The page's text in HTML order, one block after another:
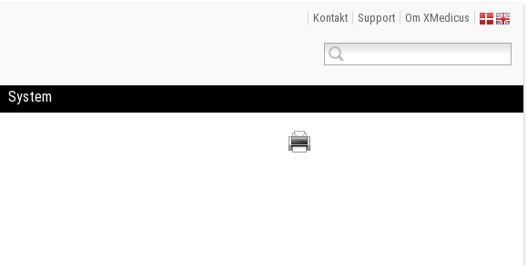
Kontakt Support Om XMedicus
System